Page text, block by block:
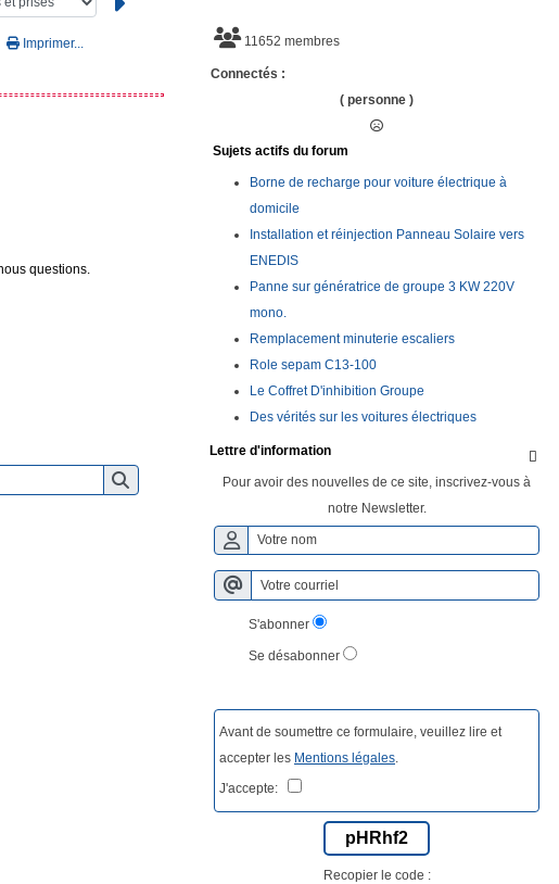
Imprimer...
questions.
11652 membres
Connectés :
( personne )
Sujets actifs du forum
Borne de recharge pour voiture électrique à
domicile
Installation et réinjection Panneau Solaire vers
ENEDIS
Panne sur génératrice de groupe 3 KW 220V
mono.
Remplacement minuterie escaliers
Role sepam C13-100
Le Coffret D'inhibition Groupe
Des vérités sur les voitures électriques

Lettre d'information
Pour avoir des nouvelles de ce site, inscrivez-vous à
notre Newsletter.
S'abonner
Se désabonner
Avant de soumettre ce formulaire, veuillez lire et
accepter les Mentions légales
J'accepte:
pHRhf2
Recopier le code :